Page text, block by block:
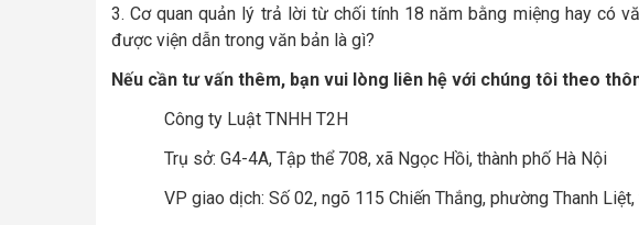
3.Cơ quan quản lý trả lời từ chối tính 18 năm bằng miệng hay có
được viện dẫn trong văn bản là gì?
Nếu cần tư vấn thêm, bạn vui lòng liên hệ với chúng tôi theo
Công ty Luật TNHH T2H
Trụ sở: G4-4A, Tập thể 708, xã Ngọc Hồi, thành phố Hà Nội
VP giao dịch: Số 02, ngõ 115 Chiến Thắng, phường Thanh